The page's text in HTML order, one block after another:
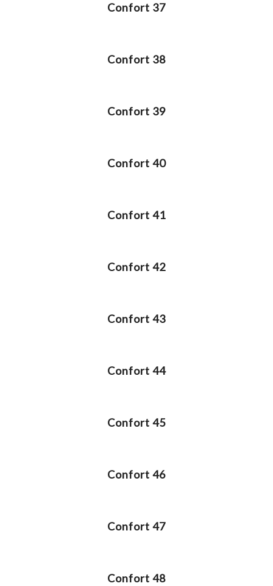
Confort 37
Confort 38
Confort 39
Confort 40
Confort 41
Confort 42
Confort 43
Confort 44
Confort 45
Confort 46
Confort 47
Confort 48